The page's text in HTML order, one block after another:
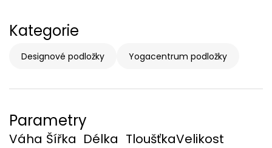
Kategorie
Designové podložky Yogacentrum podložky
Parametry
Váha Šířka Délka TloušťkaVelikost